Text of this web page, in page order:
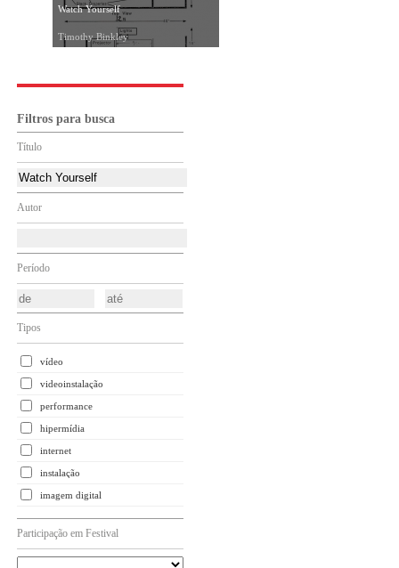
Watch Yourself
Timothy Binkley
Filtros para busca
Título
Autor
Período
Tipos
vídeo
videoinstalação
performance
hipermídia
internet
instalação
imagem digital
Participação em Festival